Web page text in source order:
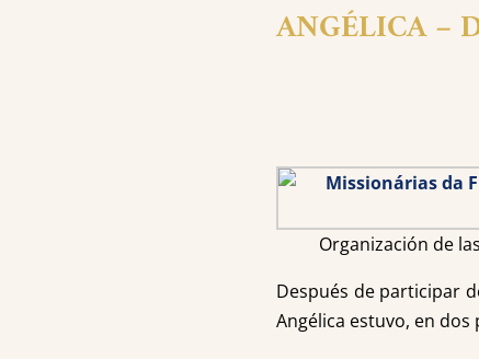
ANGÉLICA –
Organización de
Después de participar
Angélica estuvo, en